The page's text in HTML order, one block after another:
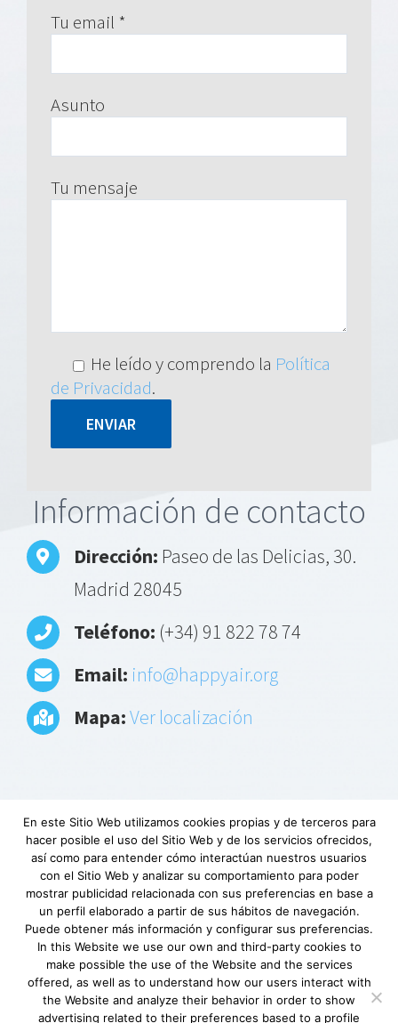
Tu email *
Asunto
Tu mensaje
He leído y comprendo la Política
de Privacidad.
Información de contacto
Dirección: Paseo de las Delicias, 30.
Madrid 28045
Teléfono: (+34) 91 822 78 74
Email: info@happyair.org
Mapa:Ver localización
Aviso Legal |Política de privacidad|Descargo
de responsabilidad|Requerimientos
mínimos|Fundación Lovexair|Terminos de
servicio| Copyright © Lovexair
En este Sitio Web utilizamos cookies propias y de terceros para
hacer posible el uso del Sitio Web y de los servicios ofrecidos,
así como para entender cómo interactúan nuestros usuarios
con el Sitio Web y analizar su comportamiento para poder
mostrar publicidad relacionada con sus preferencias en base a
un perfil elaborado a partir de sus hábitos de navegación.
Puede obtener más información y configurar sus preferencias.
In this Website we use our own and third-party cookies to
make possible the use of the Website and the services
offered, as well as to understand how our users interact with
the Website and analyze their behavior in order to show
advertising related to their preferences based to a profile